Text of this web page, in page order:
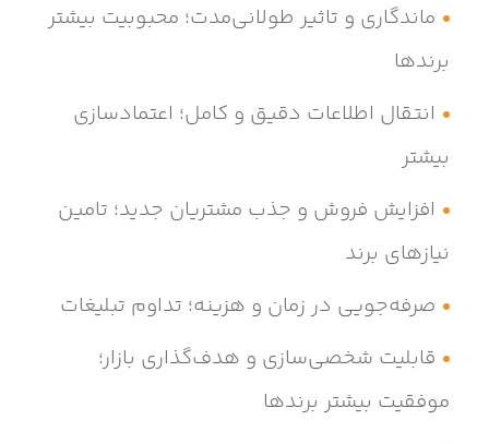
ماندگاری و تاثیر طولانی‌مدت؛ محبوبیت بیشتر
برندها
انتقال اطلاعات دقیق و کامل؛ اعتمادسازی
بیشتر
افزایش فروش و جذب مشتریان جدید؛ تامین
نیازهای برند
صرفه‌جویی در زمان و هزینه؛ تداوم تبلیغات
قابلیت شخصی‌سازی و هدف‌گذاری بازار؛
موفقیت بیشتر برندها